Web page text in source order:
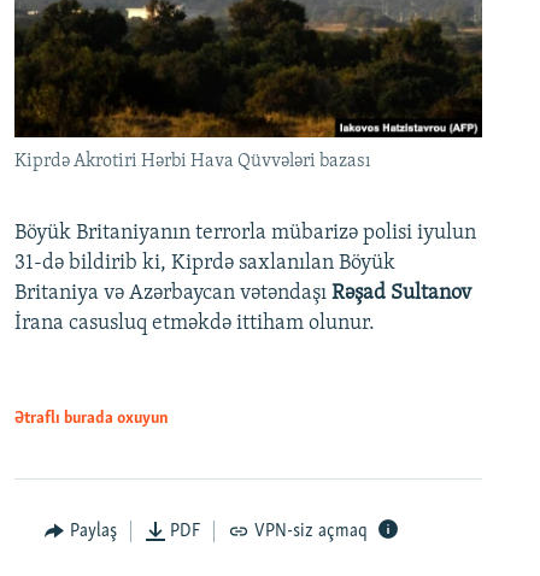
Kiprdə Akrotiri Hərbi Hava Qüvvələri bazası
Böyük Britaniyanın terrorla mübarizə polisi iyulun
31-də bildirib ki, Kiprdə saxlanılan Böyük
Britaniya və Azərbaycan vətəndaşı Rəşad Sultanov
İrana casusluq etməkdə ittiham olunur.
Ətraflı burada oxuyun
Paylaş PDF VPN-siz açmaq